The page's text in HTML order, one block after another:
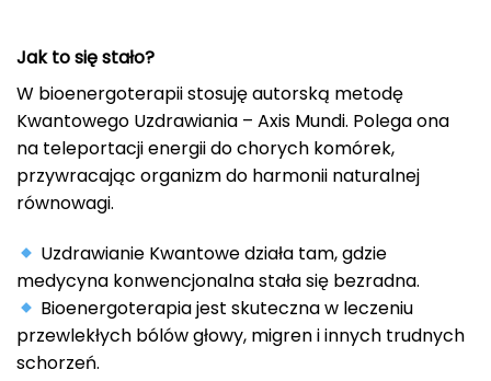
Jak to się stało?
W bioenergoterapii stosuję autorską metodę
Kwantowego Uzdrawiania – Axis Mundi. Polega ona
na teleportacji energii do chorych komórek,
przywracając organizm do harmonii naturalnej
równowagi.
Uzdrawianie Kwantowe działa tam, gdzie
medycyna konwencjonalna stała się bezradna.
Bioenergoterapia jest skuteczna w leczeniu
przewlekłych bólów głowy, migren i innych trudnych
schorzeń.